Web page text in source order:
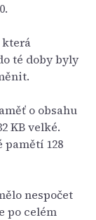
která
té doby byly
o obsahu
KB velké.
128
nespočet
po celém